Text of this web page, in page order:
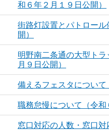
和６年２月１９日公開）
街路灯設置とパトロー
開）
明野南二条通の大型ト
月９日公開）
備えるフェスタについて
職務怠慢について（令和
窓口対応の人数・窓口